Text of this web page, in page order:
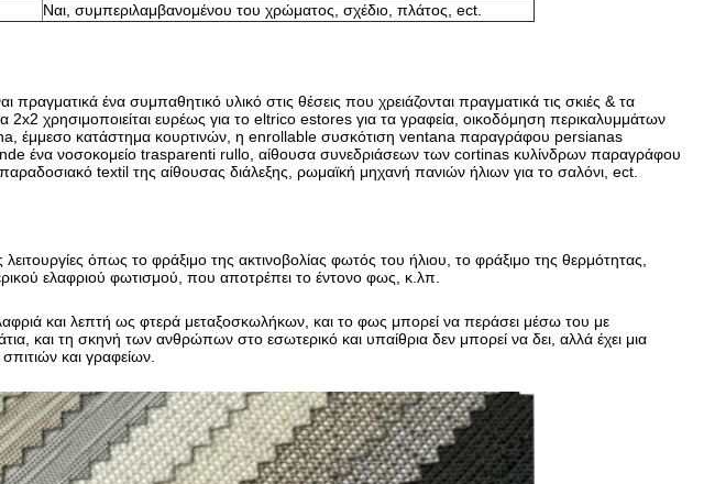
Ναι, συμπεριλαμβανομένου του χρώματος, σχέδιο, πλάτος, ect.
ένα συμπαθητικό υλικό στις θέσεις που χρειάζονται πραγματικά τις σκιές & τα
χρησιμοποιείται ευρέως για το eltrico estores για τα γραφεία, οικοδόμηση περικαλυμμάτων
κατάστημα κουρτινών, η enrollable συσκότιση ventana παραγράφου persianas
ένα νοσοκομείο trasparenti rullo, αίθουσα συνεδριάσεων των cortinas κυλίνδρων παραγράφου
textil της αίθουσας διάλεξης, ρωμαϊκή μηχανή πανιών ήλιων για το σαλόνι, ect.
όπως το φράξιμο της ακτινοβολίας φωτός του ήλιου, το φράξιμο της θερμότητας,
ελαφριού φωτισμού, που αποτρέπει το έντονο φως, κ.λπ.
και λεπτή ως φτερά μεταξοσκωλήκων, και το φως μπορεί να περάσει μέσω του με
και τη σκηνή των ανθρώπων στο εσωτερικό και υπαίθρια δεν μπορεί να δει, αλλά έχει μια
και γραφείων.